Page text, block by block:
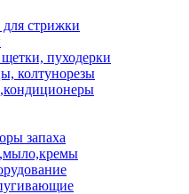
стрижки
пуходерки
колтунорезы
запаха